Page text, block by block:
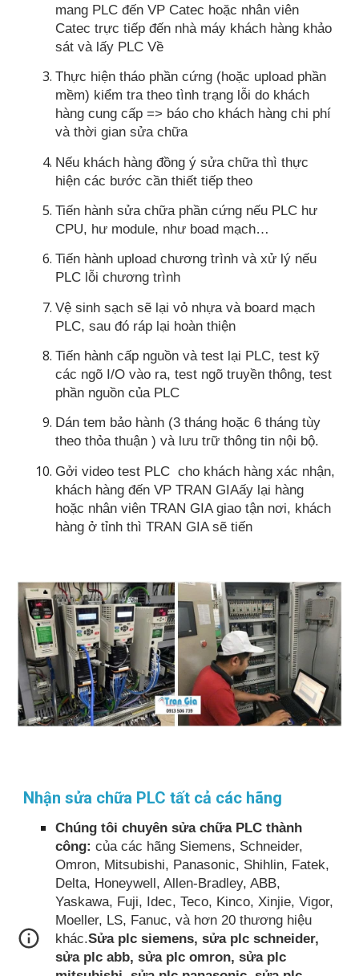
mang PLC đến VP Catec hoặc nhân viên
Catec trực tiếp đến nhà máy khách hàng khảo
sát và lấy PLC Về
Thực hiện tháo phần cứng (hoặc upload phần
mềm) kiểm tra theo tình trạng lỗi do khách
hàng cung cấp => báo cho khách hàng chi phí
và thời gian sửa chữa
Nếu khách hàng đồng ý sửa chữa thì thực
hiện các bước cần thiết tiếp theo
Tiến hành sửa chữa phần cứng nếu PLC hư
CPU, hư module, như boad mạch…
Tiến hành upload chương trình và xử lý nếu
PLC lỗi chương trình
Vệ sinh sạch sẽ lại vỏ nhựa và board mạch
PLC, sau đó ráp lại hoàn thiện
Tiến hành cấp nguồn và test lại PLC, test kỹ
các ngõ I/O vào ra, test ngõ truyền thông, test
phần nguồn của PLC
Dán tem bảo hành (3 tháng hoặc 6 tháng tùy
theo thỏa thuận ) và lưu trữ thông tin nội bộ.
Gởi video test PLC cho khách hàng xác nhận,
khách hàng đến VP TRAN GIAấy lại hàng
hoặc nhân viên TRAN GIA giao tận nơi, khách
hàng ở tỉnh thì TRAN GIA sẽ tiến
Nhận sửa chữa PLC tất cả các hãng
Chúng tôi chuyên sửa chữa PLC thành
công: của các hãng Siemens, Schneider,
Omron, Mitsubishi, Panasonic, Shihlin, Fatek,
Delta, Honeywell, Allen-Bradley, ABB,
Yaskawa, Fuji, Idec, Teco, Kinco, Xinjie, Vigor,
Moeller, LS, Fanuc, và hơn 20 thương hiệu
khác.Sửa plc siemens, sửa plc schneider,
sửa plc abb, sửa plc omron, sửa plc